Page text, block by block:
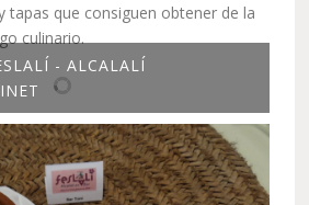
tapas que consiguen obtener de la
culinario.
- ALCALALÍ